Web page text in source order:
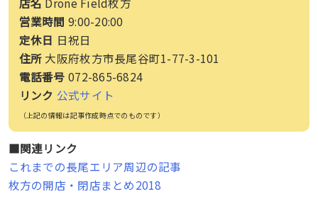
営業時間 9:00-20:00
定休日 日祝日
住所 大阪府枚方市長尾谷町1-77-3-101
電話番号 072-865-6824
リンク 公式サイト
（上記の情報は記事作成時点でのものです）
■関連リンク
これまでの長尾エリア周辺の記事
枚方の開店・閉店まとめ2018